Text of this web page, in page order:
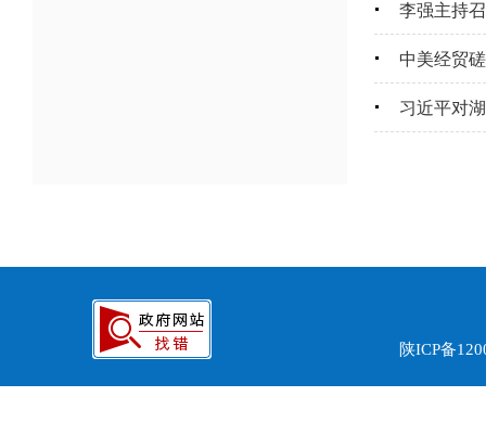
李强主持
中美经贸
习近平对
陕ICP备